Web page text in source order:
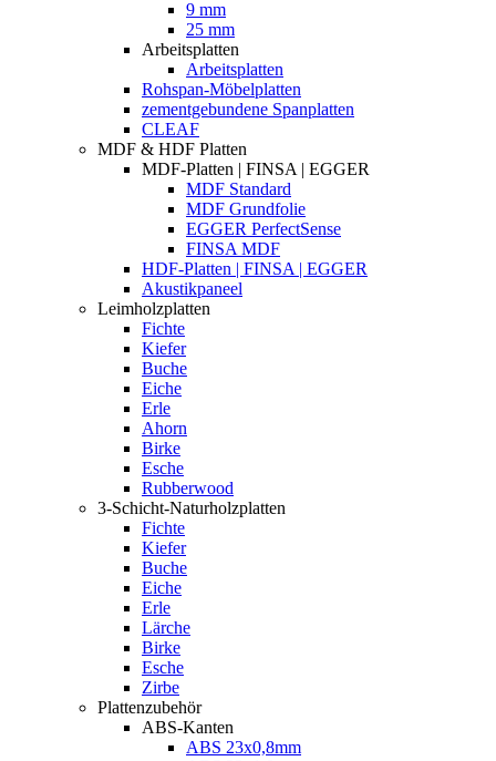
9 mm
25 mm
Arbeitsplatten
Arbeitsplatten
Rohspan-Möbelplatten
zementgebundene Spanplatten
CLEAF
MDF & HDF Platten
MDF-Platten | FINSA | EGGER
MDF Standard
MDF Grundfolie
EGGER PerfectSense
FINSA MDF
HDF-Platten | FINSA | EGGER
Akustikpaneel
Leimholzplatten
Fichte
Kiefer
Buche
Eiche
Erle
Ahorn
Birke
Esche
Rubberwood
3-Schicht-Naturholzplatten
Fichte
Kiefer
Buche
Eiche
Erle
Lärche
Birke
Esche
Zirbe
Plattenzubehör
ABS-Kanten
ABS 23x0,8mm